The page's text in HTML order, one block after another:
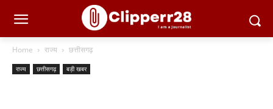
Home राज्य छत्तीसगढ़
राज्य छत्तीसगढ़ बड़ी खबर